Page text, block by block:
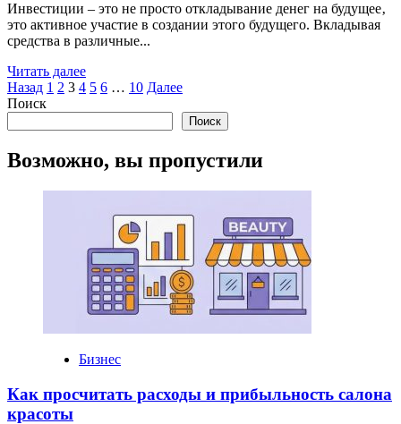
Инвестиции – это не просто откладывание денег на будущее‚
это активное участие в создании этого будущего. Вкладывая
средства в различные...
Читать далееRead
more
получим
инвестиций
Пагинация
записей
Назад 1 2 3 4 5 6 … 10 Далее
Поиск
Поиск
Возможно, вы пропустили
Бизнес
Как просчитать расходы и прибыльность салона
красоты